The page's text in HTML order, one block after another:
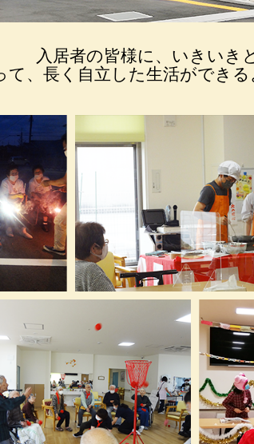
入居者の皆様に、いきいき
て、長く自立した生活ができ